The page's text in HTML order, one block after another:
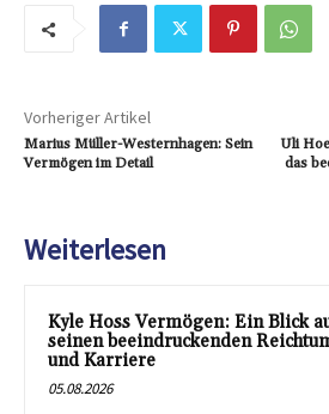
Vorheriger Artikel
Marius Müller-Westernhagen: Sein
Vermögen im Detail
Uli
das
Weiterlesen
Kyle Hoss Vermögen: Ein Blick
seinen beeindruckenden
und Karriere
05.08.2026